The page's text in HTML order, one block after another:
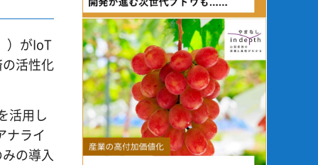
）がIoT
活性化
活用し
ナライ
の導入